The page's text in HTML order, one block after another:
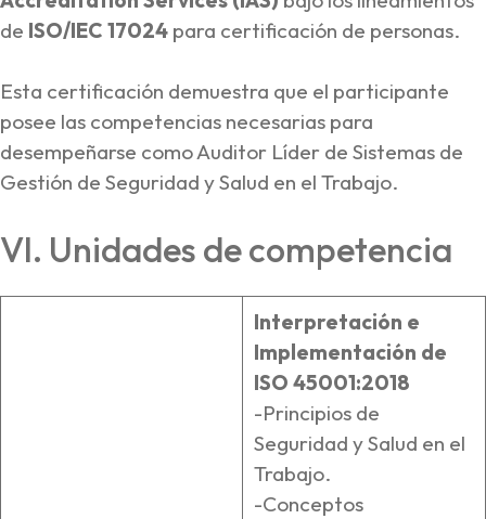
de ISO/IEC 17024 para certificación de personas.
Esta certificación demuestra que el participante
posee las competencias necesarias para
desempeñarse como Auditor Líder de Sistemas de
Gestión de Seguridad y Salud en el Trabajo.
VI. Unidades de competencia
Interpretación e
Implementación de
ISO 45001:2018
-Principios de
Seguridad y Salud en el
Trabajo.
-Conceptos